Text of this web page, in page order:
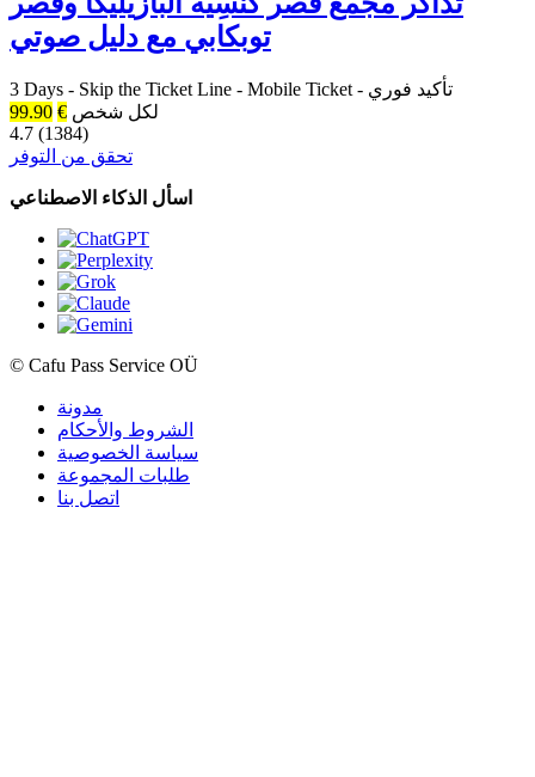
توبكابي مع دليل صوتي
3 Days - Skip the Ticket Line - Mobile Ticket - تأكيد فوري
لكل شخص €
99.90
4.7 (1384)
تحقق من التوفر
اسأل الذكاء الاصطناعي
© Cafu Pass Service OÜ
مدونة
الشروط والأحكام
سياسة الخصوصية
طلبات المجموعة
اتصل بنا